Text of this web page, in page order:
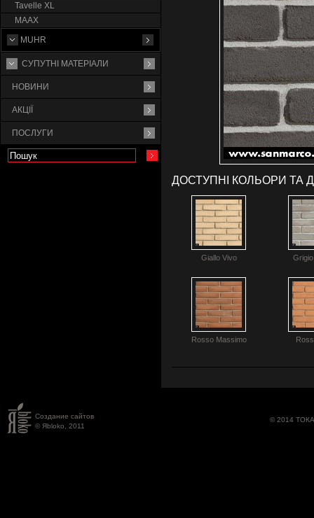
Tavelle XL
MAAX
MUHR
СУПУТНI МАТЕРIАЛИ
НОВИНИ
АКЦІЇ
ПОСЛУГИ
ДОСТУПНІ КОЛЬОРИ ТА
Giallo Vivo
Rosso Massimo
Создание сайтов
© Яbloko, 2011
© 2014